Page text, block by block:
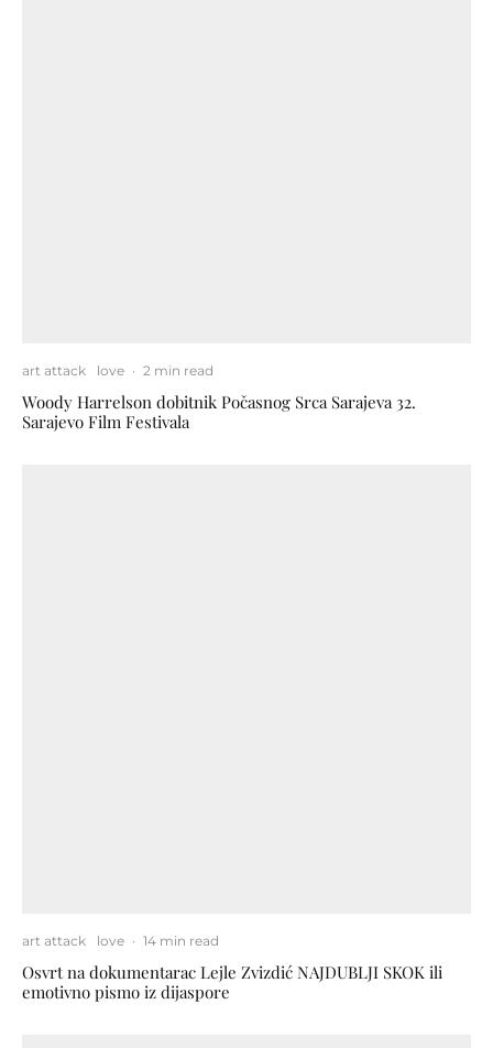
art attack love · 2 min read
Woody Harrelson dobitnik Počasnog Srca Sarajeva 32.
Sarajevo Film Festivala
art attack love · 14 min read
Osvrt na dokumentarac Lejle Zvizdić NAJDUBLJI SKOK ili
emotivno pismo iz dijaspore